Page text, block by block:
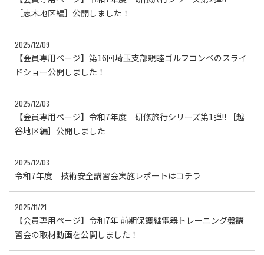
［志木地区編］公開しました！
2025/12/09
【会員専用ページ】第16回埼玉支部親睦ゴルフコンペのスライ
ドショー公開しました！
2025/12/03
【会員専用ページ】令和7年度 研修旅行シリーズ第1弾!! ［越
谷地区編］公開しました
2025/12/03
令和7年度 技術安全講習会実施レポートはコチラ
2025/11/21
【会員専用ページ】令和7年 前期保護継電器トレーニング盤講
習会の取材動画を公開しました！